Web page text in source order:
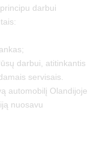
darbui
darbui, atitinkantis
servisais.
automobilį Olandijoje
nuosavu